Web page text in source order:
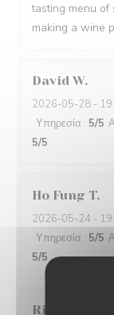
tasting menu
making a wine
David W
2026-05-28 -
Υπηρεσία : 5/5
5/5
Ho Fung T
2026-05-24 -
Υπηρεσία : 5/5
5/5
Riccardo